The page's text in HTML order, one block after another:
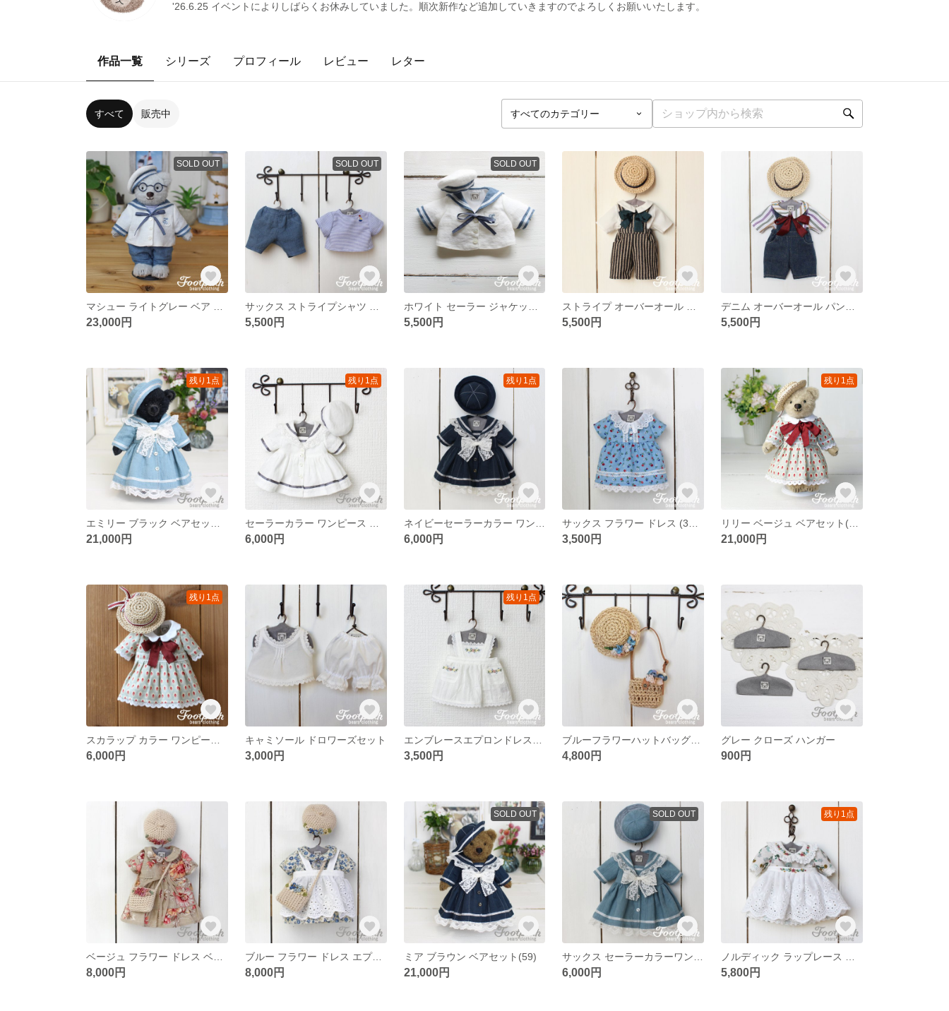
'26.6.25 イベントによりしばらくお休みしていました。順次新作など追加していきますのでよろしくお願いいたします。
作品一覧 シリーズ プロフィール レビュー レター
すべて 販売中
SOLD OUT
23,000円
SOLD OUT
5,500円
SOLD OUT
5,500円 5,500円 5,500円
残り1点
21,000円
残り1点
6,000円
残り1点
6,000円 3,500円
残り1点
21,000円
残り1点
6,000円
キャミソール ドロワーズセット
3,000円
残り1点
3,500円 4,800円
グレー クローズ ハンガー
900円
8,000円
ブルー フラワー ドレス エプロン ベレー バッグ セット(70001)
8,000円
SOLD OUT
ミア ブラウン ベアセット(59)
21,000円
SOLD OUT
6,000円
残り1点
5,800円